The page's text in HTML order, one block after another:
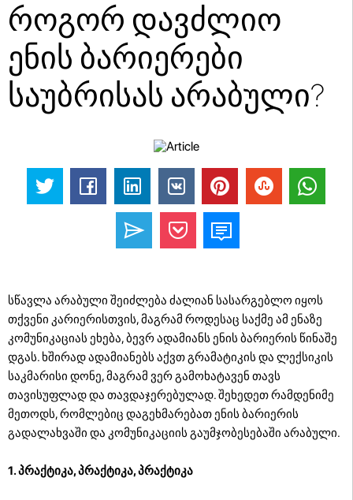
როგორ დავძლიო
ენის ბარიერები
საუბრისას არაბული?
სწავლა არაბული შეიძლება ძალიან სასარგებლო იყოს
თქვენი კარიერისთვის, მაგრამ როდესაც საქმე ამ ენაზე
კომუნიკაციას ეხება, ბევრ ადამიანს ენის ბარიერის წინაშე
დგას. ხშირად ადამიანებს აქვთ გრამატიკის და ლექსიკის
საკმარისი დონე, მაგრამ ვერ გამოხატავენ თავს
თავისუფლად და თავდაჯერებულად. შეხედეთ რამდენიმე
მეთოდს, რომლებიც დაგეხმარებათ ენის ბარიერის
გადალახვაში და კომუნიკაციის გაუმჯობესებაში არაბული.
1. პრაქტიკა, პრაქტიკა, პრაქტიკა